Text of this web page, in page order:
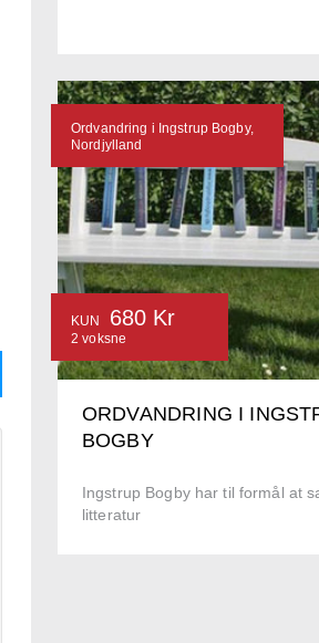
ORDVANDRING I
BOGBY
Ingstrup Bogby har til formål at
litteratur
Ordvandring i Ingstrup Bogby,
Nordjylland
KUN 680 Kr
2 voksne